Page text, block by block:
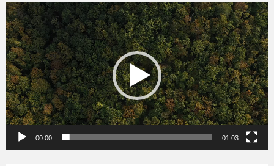
Videólejátszó
00:00 01:03